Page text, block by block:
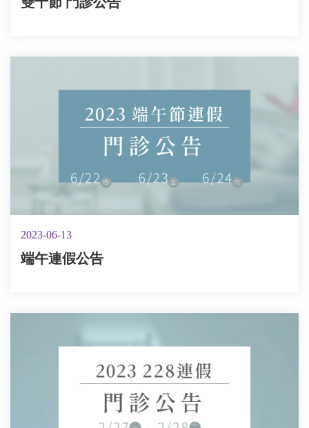
2023-06-13
端午連假公告